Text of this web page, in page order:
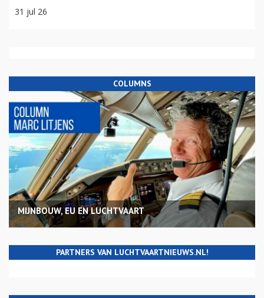
31 jul 26
COLUMNS
MIJNBOUW, EU EN LUCHTVAART
PARTNERS VAN LUCHTVAARTNIEUWS.NL!